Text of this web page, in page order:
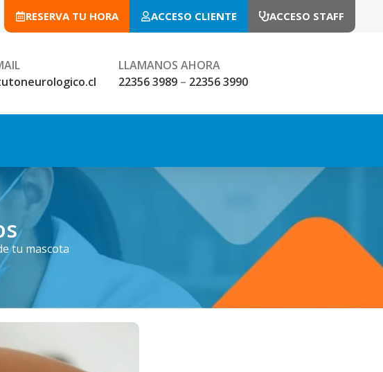
RESERVA TU HORA ACCESO CLIENTE ACCESO STAFF
LLAMANOS AHORA
22356 3989 – 22356 3990
tu mascota